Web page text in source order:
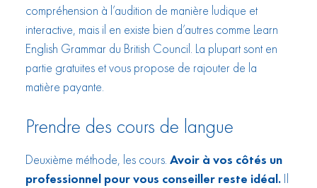
compréhension à l’audition de manière ludique et
interactive, mais il en existe bien d’autres comme Learn
English Grammar du British Council. La plupart sont en
partie gratuites et vous propose de rajouter de la
matière payante.
Prendre des cours de langue
Deuxième méthode, les cours. Avoir à vos côtés un
professionnel pour vous conseiller reste idéal. Il